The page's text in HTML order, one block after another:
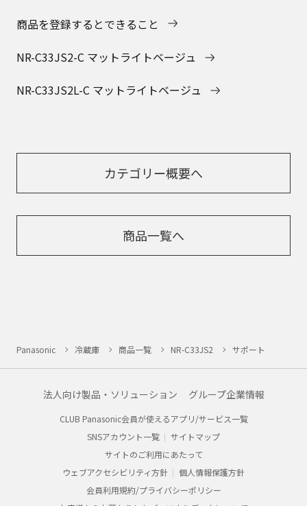
商品を登録するとできること
NR-C33JS2-C マットライトベージュ
NR-C33JS2L-C マットライトベージュ
カテゴリー概要へ
商品一覧へ
Panasonic 冷蔵庫 商品一覧 NR-C33JS2 サポート
法人向け製品・ソリューション グループ企業情報
CLUB Panasonic会員が使えるアプリ/サービス一覧
SNSアカウント一覧
サイトマップ
サイトのご利用にあたって
ウェブアクセシビリティ方針
個人情報保護方針
会員利用規約/プライバシーポリシー